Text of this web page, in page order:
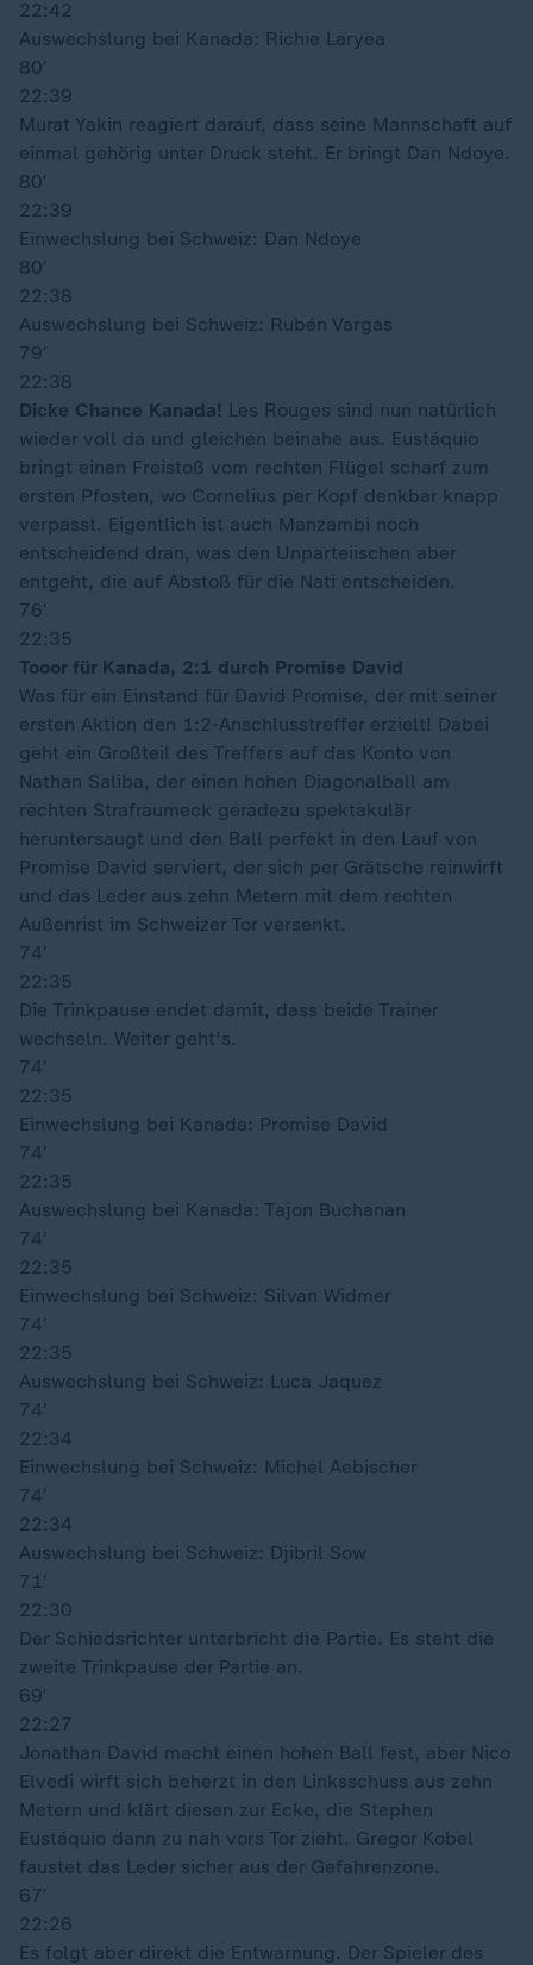
22:42
Auswechslung bei Kanada: Richie Laryea
80′
22:39
Murat Yakin reagiert darauf, dass seine Mannschaft auf
einmal gehörig unter Druck steht. Er bringt Dan Ndoye.
80′
22:39
Einwechslung bei Schweiz: Dan Ndoye
80′
22:38
Auswechslung bei Schweiz: Rubén Vargas
79′
22:38
Dicke Chance Kanada! Les Rouges sind nun natürlich
wieder voll da und gleichen beinahe aus. Eustáquio
bringt einen Freistoß vom rechten Flügel scharf zum
ersten Pfosten, wo Cornelius per Kopf denkbar knapp
verpasst. Eigentlich ist auch Manzambi noch
entscheidend dran, was den Unparteiischen aber
entgeht, die auf Abstoß für die Nati entscheiden.
76′
22:35
Tooor für Kanada, 2:1 durch Promise David
Was für ein Einstand für David Promise, der mit seiner
ersten Aktion den 1:2-Anschlusstreffer erzielt! Dabei
geht ein Großteil des Treffers auf das Konto von
Nathan Saliba, der einen hohen Diagonalball am
rechten Strafraumeck geradezu spektakulär
heruntersaugt und den Ball perfekt in den Lauf von
Promise David serviert, der sich per Grätsche reinwirft
und das Leder aus zehn Metern mit dem rechten
Außenrist im Schweizer Tor versenkt.
74′
22:35
Die Trinkpause endet damit, dass beide Trainer
wechseln. Weiter geht's.
74′
22:35
Einwechslung bei Kanada: Promise David
74′
22:35
Auswechslung bei Kanada: Tajon Buchanan
74′
22:35
Einwechslung bei Schweiz: Silvan Widmer
74′
22:35
Auswechslung bei Schweiz: Luca Jaquez
74′
22:34
Einwechslung bei Schweiz: Michel Aebischer
74′
22:34
Auswechslung bei Schweiz: Djibril Sow
71′
22:30
Der Schiedsrichter unterbricht die Partie. Es steht die
zweite Trinkpause der Partie an.
69′
22:27
Jonathan David macht einen hohen Ball fest, aber Nico
Elvedi wirft sich beherzt in den Linksschuss aus zehn
Metern und klärt diesen zur Ecke, die Stephen
Eustáquio dann zu nah vors Tor zieht. Gregor Kobel
faustet das Leder sicher aus der Gefahrenzone.
67′
22:26
Es folgt aber direkt die Entwarnung. Der Spieler des